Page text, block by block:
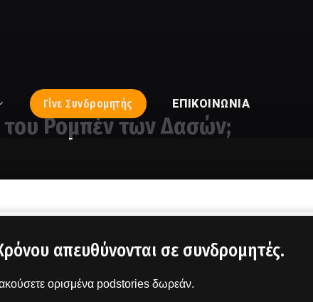
Γίνε Συνδρομητής ΕΠΙΚΟΙΝΩΝΊΑ
του Ρομπέν των Δασών;
απευθύνονται σε συνδρομητές.
ορισμένα podstories δωρεάν.